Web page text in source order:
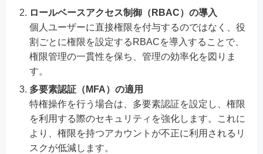
ロールベースアクセス制御（RBAC）の導入
個人ユーザーに直接権限を付与するのではなく、役
割ごとに権限を設定するRBACを導入することで、
権限管理の一貫性を保ち、管理の効率化を図りま
す。
多要素認証（MFA）の適用
特権操作を行う場合は、多要素認証を設定し、権限
を利用する際のセキュリティを強化します。これに
より、権限を持つアカウントが不正に利用されるリ
スクが低減します。